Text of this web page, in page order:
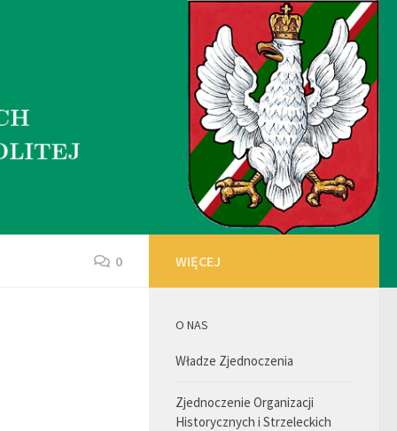
0 WIĘCEJ
O NAS
Władze Zjednoczenia
Zjednoczenie Organizacji
Historycznych i Strzeleckich